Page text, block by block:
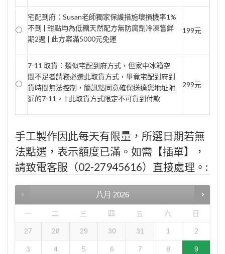
宅配到府：Susan老師獨家保護措施壞損機率1%
不到 | 甜點均為低糖天然配方無防腐劑冷凍嘗鮮
期2週 | 此方案滿5000元免運
199元
7-11 取貨：類似宅配到府方式，但家中冰箱空
間不足者請務必選此取貨方式，畢竟宅配到府到
貨時間無法控制，簡訊點同意確保送達您地址附
近的7-11。 | 此取貨方式限定不可貨到付款
299元
手工製作因此每天有限量，所選日期若無
法點選，表示額度已滿。如需【插單】，
請致電客服（02-27945616）直接處理。:
八月 2026
一 二 三 四 五 六 日
27 28 29 30 31 1 2
3 4 5 6 7 8 9